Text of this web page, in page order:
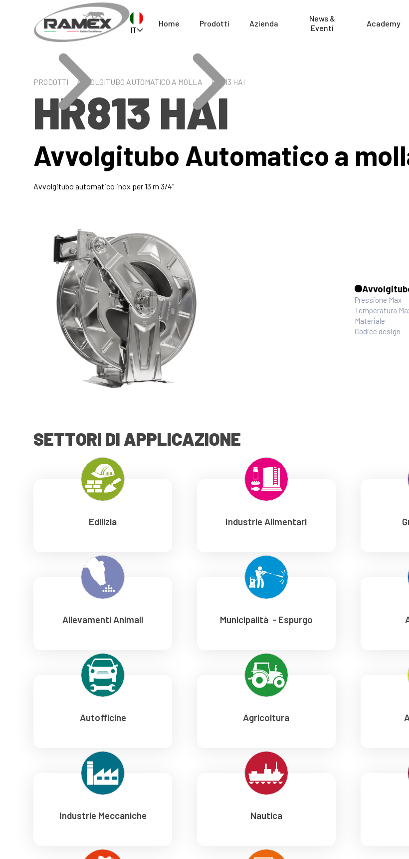
IT
Home Prodotti Azienda
News &
Eventi
Academy
PRODOTTI AVVOLGITUBO AUTOMATICO A MOLLA HR813 HAI
HR813 HAI
Avvolgitubo Automatico a
Avvolgitubo automatico inox per 13 m 3/4"
Pressione Max
Temperatura
Materiale
Codice design
SETTORI DI APPLICAZIONE
Edilizia Industrie Alimentari
Allevamenti Animali Municipalità - Espurgo
Autofficine Agricoltura
Industrie Meccaniche Nautica